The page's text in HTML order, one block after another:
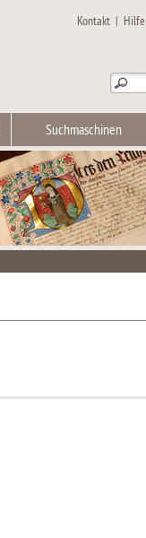
Kontakt | Hilfe
Suchmaschinen